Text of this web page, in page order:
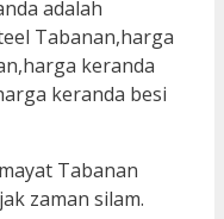
Tabanan
zaman silam.